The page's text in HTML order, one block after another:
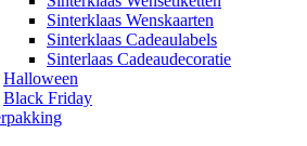
Sinterklaas Wenskaarten
Sinterklaas Cadeaulabels
Sinterlaas Cadeaudecoratie
Halloween
Black Friday